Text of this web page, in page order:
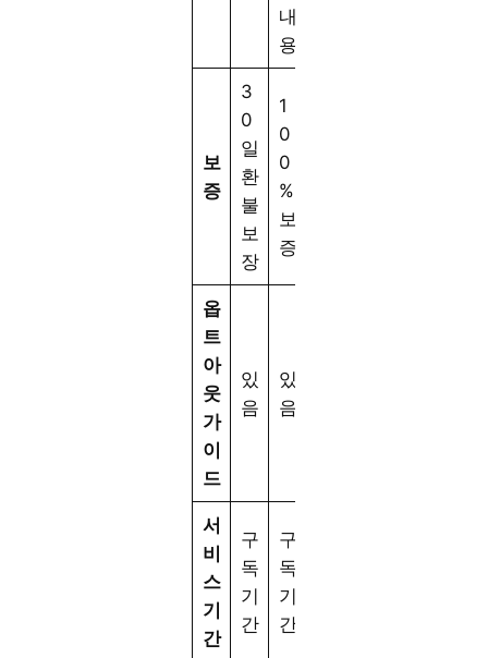
내
용
보
증
3
0
일
환
불
보
장
1
0
0
%
보
증
옵
트
아
웃
가
이
드
있
음
있
음
서
비
스
기
간
구
독
기
간
구
독
기
간